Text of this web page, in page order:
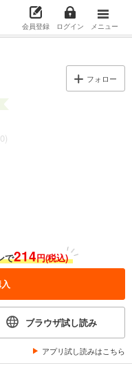
会員登録 ログイン メニュー
フォロー
で214円(税込)
ブラウザ試し読み
アプリ試し読みはこちら